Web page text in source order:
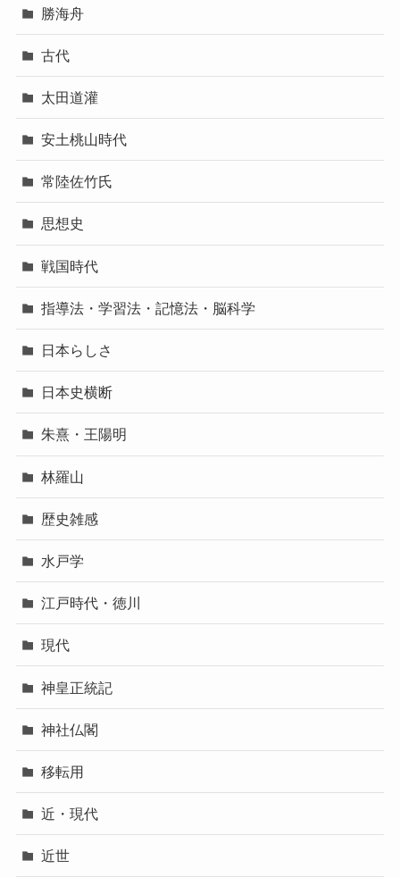
勝海舟
古代
太田道灌
安土桃山時代
常陸佐竹氏
思想史
戦国時代
指導法・学習法・記憶法・脳科学
日本らしさ
日本史横断
朱熹・王陽明
林羅山
歴史雑感
水戸学
江戸時代・徳川
現代
神皇正統記
神社仏閣
移転用
近・現代
近世